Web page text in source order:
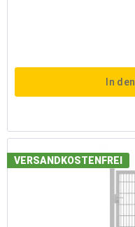
In den
VERSANDKOSTENFREI